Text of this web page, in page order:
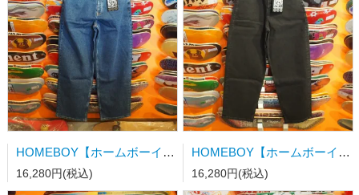
HOMEBOY【ホームボーイ】x-tra MONSTER PENCIL Denim WASHED BLUE
16,280円(税込)
HOMEBOY【ホームボーイ】x-tra MONSTER PENCIL Denim WASHED BLACK
16,280円(税込)